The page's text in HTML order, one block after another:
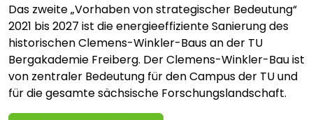
Das zweite „Vorhaben von strategischer Bedeutung“
2021 bis 2027 ist die energieeffiziente Sanierung des
historischen Clemens-Winkler-Baus an der TU
Bergakademie Freiberg. Der Clemens-Winkler-Bau ist
von zentraler Bedeutung für den Campus der TU und
für die gesamte sächsische Forschungslandschaft.